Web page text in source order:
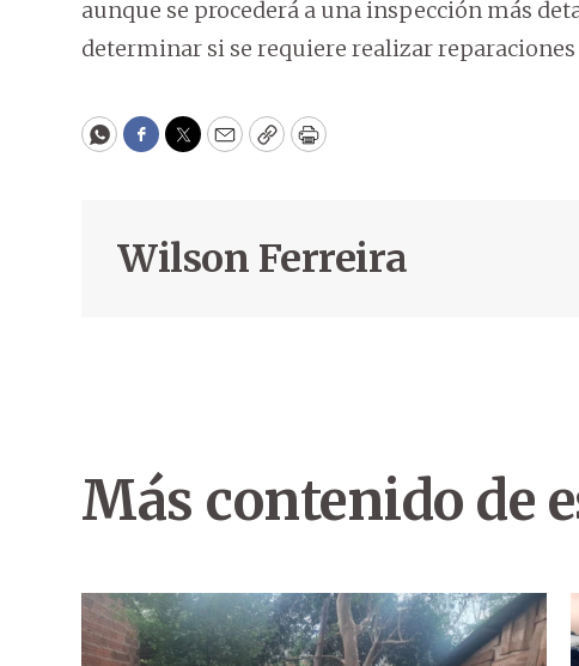
aunque se procederá a una inspección más
determinar si se requiere realizar
WhatsApp
Facebook
Twitter
EmailCopyPrint
Wilson Ferreira
Más contenido de